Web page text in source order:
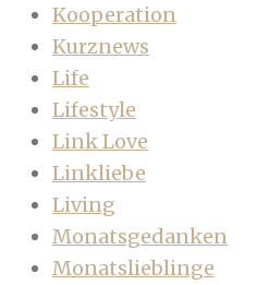
Kooperation
Kurznews
Life
Lifestyle
Link Love
Linkliebe
Living
Monatsgedanken
Monatslieblinge